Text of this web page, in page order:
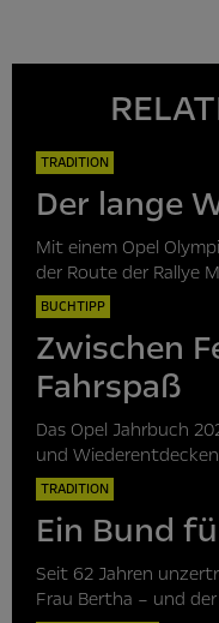
TRADITION
Der lange
Mit einem Opel
der Route der Rallye
BUCHTIPP
Zwischen
Fahrspaß
Das Opel Jahrbuch
und Wiederentdecken
TRADITION
Ein Bund
Seit 62 Jahren
Frau Bertha – und